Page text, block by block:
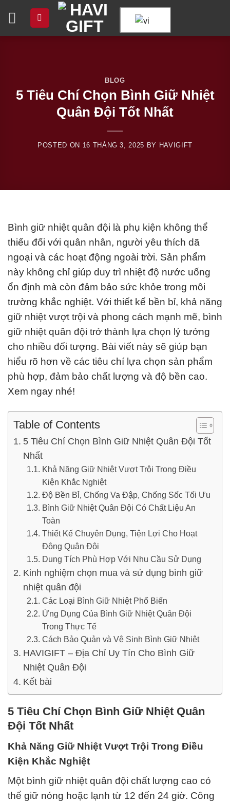
Chuyển
đến
nội
BLOG
5 Tiêu Chí Chọn Bình Giữ Nhiệt
Quân Đội Tốt Nhất
POSTED ON 16 THÁNG 3, 2025 BY HAVIGIFT
Bình giữ nhiệt quân đội là phụ kiện không thể
thiếu đối với quân nhân, người yêu thích dã
ngoại và các hoạt động ngoài trời. Sản phẩm
này không chỉ giúp duy trì nhiệt độ nước uống
ổn định mà còn đảm bảo sức khỏe trong môi
trường khắc nghiệt. Với thiết kế bền bỉ, khả năng
giữ nhiệt vượt trội và phong cách mạnh mẽ, bình
giữ nhiệt quân đội trở thành lựa chọn lý tưởng
cho nhiều đối tượng. Bài viết này sẽ giúp bạn
hiểu rõ hơn về các tiêu chí lựa chọn sản phẩm
phù hợp, đảm bảo chất lượng và độ bền cao.
Xem ngay nhé!
Table of Contents
5 Tiêu Chí Chọn Bình Giữ Nhiệt Quân Đội Tốt
Nhất
Khả Năng Giữ Nhiệt Vượt Trội Trong Điều
Kiện Khắc Nghiệt
Độ Bền Bỉ, Chống Va Đập, Chống Sốc Tối Ưu
Bình Giữ Nhiệt Quân Đội Có Chất Liệu An
Toàn
Thiết Kế Chuyên Dụng, Tiện Lợi Cho Hoạt
Động Quân Đội
Dung Tích Phù Hợp Với Nhu Cầu Sử Dụng
Kinh nghiệm chọn mua và sử dụng bình giữ
nhiệt quân đội
Các Loại Bình Giữ Nhiệt Phổ Biến
Ứng Dụng Của Bình Giữ Nhiệt Quân Đội
Trong Thực Tế
Cách Bảo Quản và Vệ Sinh Bình Giữ Nhiệt
HAVIGIFT – Địa Chỉ Uy Tín Cho Bình Giữ
Nhiệt Quân Đội
Kết bài
5 Tiêu Chí Chọn Bình Giữ Nhiệt Quân
Đội Tốt Nhất
Khả Năng Giữ Nhiệt Vượt Trội Trong Điều
Kiện Khắc Nghiệt
Một bình giữ nhiệt quân đội chất lượng cao có
thể giữ nóng hoặc lạnh từ 12 đến 24 giờ. Công